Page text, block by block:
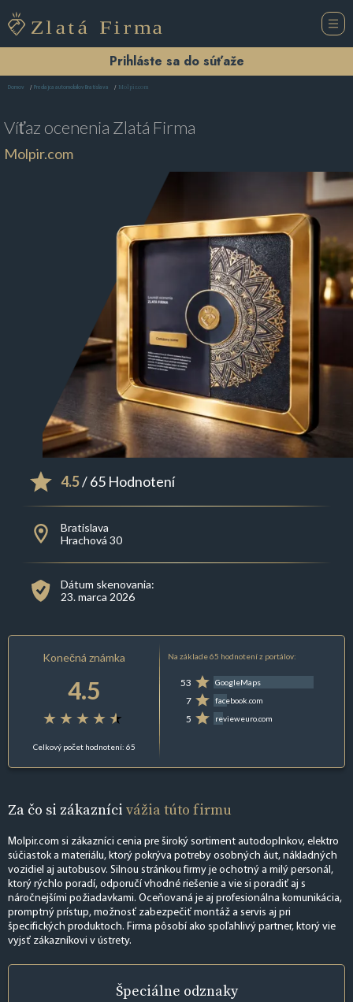
Prihláste sa do súťaže
Domov Predajca automobilov Bratislava Molpir.com
Víťaz ocenenia Zlatá Firma
Molpir.com
4.5/ 65 Hodnotení
Bratislava
Hrachová 30
Dátum skenovania:
23. marca 2026
Konečná známka
4.5
Celkový počet hodnotení: 65
Na základe 65 hodnotení z portálov:
53 GoogleMaps
7 facebook.com
5 revieweuro.com
Za čo si zákazníci vážia túto firmu
Molpir.com si zákazníci cenia pre široký sortiment autodoplnkov, elektro
súčiastok a materiálu, ktorý pokrýva potreby osobných áut, nákladných
vozidiel aj autobusov. Silnou stránkou firmy je ochotný a milý personál,
ktorý rýchlo poradí, odporučí vhodné riešenie a vie si poradiť aj s
náročnejšími požiadavkami. Oceňovaná je aj profesionálna komunikácia,
promptný prístup, možnosť zabezpečiť montáž a servis aj pri
špecifických produktoch. Firma pôsobí ako spoľahlivý partner, ktorý vie
vyjsť zákazníkovi v ústrety.
Špeciálne odznaky